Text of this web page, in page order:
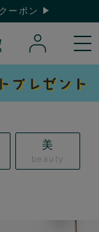
ーポン
美
beauty